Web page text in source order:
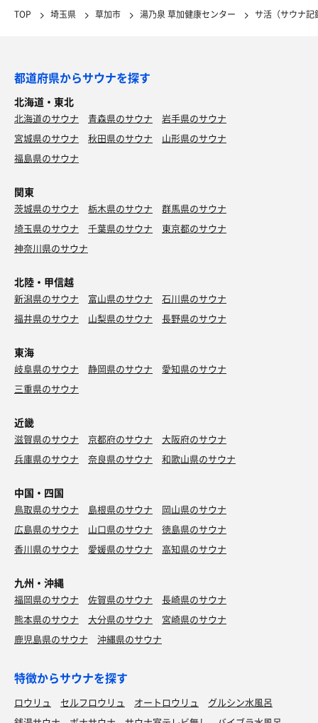
TOP 埼玉県 草加市 湯乃泉 草加健康センター サ活（サウナ記
都道府県からサウナを探す
北海道・東北
北海道のサウナ 青森県のサウナ
岩手県のサウナ
宮城県のサウナ
秋田県のサウナ
山形県のサウナ
福島県のサウナ
関東
茨城県のサウナ 栃木県のサウナ
群馬県のサウナ
埼玉県のサウナ
千葉県のサウナ
東京都のサウナ
神奈川県のサウナ
北陸・甲信越
新潟県のサウナ 富山県のサウナ
石川県のサウナ
福井県のサウナ
山梨県のサウナ 長野県のサウナ
東海
岐阜県のサウナ 静岡県のサウナ
愛知県のサウナ
三重県のサウナ
近畿
滋賀県のサウナ 京都府のサウナ
大阪府のサウナ
兵庫県のサウナ
奈良県のサウナ 和歌山県のサウナ
中国・四国
鳥取県のサウナ 島根県のサウナ
岡山県のサウナ
広島県のサウナ
山口県のサウナ
徳島県のサウナ
香川県のサウナ
愛媛県のサウナ 高知県のサウナ
九州・沖縄
福岡県のサウナ 佐賀県のサウナ
長崎県のサウナ
熊本県のサウナ
大分県のサウナ
宮崎県のサウナ
鹿児島県のサウナ
沖縄県のサウナ
特徴からサウナを探す
ロウリュ セルフロウリュ オートロウリュ
グルシン水風呂